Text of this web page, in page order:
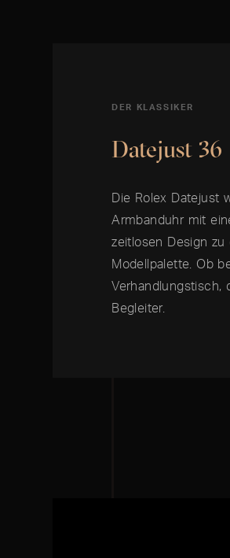
DER KLASSIKER
Datejust 36
Die Rolex Datejust
Armbanduhr mit
zeitlosen Design
Modellpalette. Ob
Verhandlungstisch,
Begleiter.